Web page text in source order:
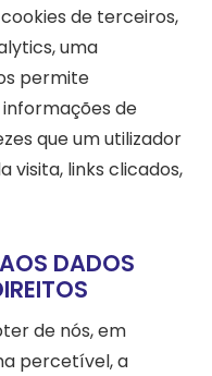
de terceiros,
uma
permite
de
que um utilizador
visita, links clicados,
DADOS
de nós, em
percetível, a